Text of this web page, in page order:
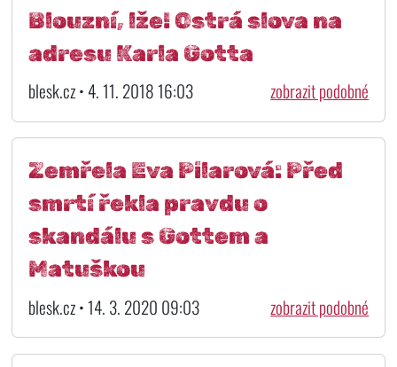
Blouzní, lže! Ostrá slova na
adresu Karla Gotta
blesk.cz • 4. 11. 2018 16:03 zobrazit podobné
Zemřela Eva Pilarová: Před
smrtí řekla pravdu o
skandálu s Gottem a
Matuškou
blesk.cz • 14. 3. 2020 09:03 zobrazit podobné